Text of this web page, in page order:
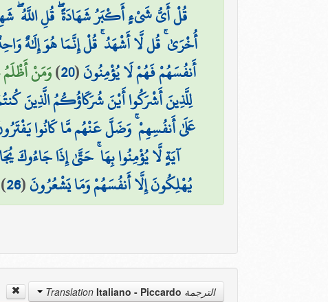
قُلْ أَيُّ شَيْءٍ أَكْبَرُ شَهَادَةً ۖ قُلِ اللَّهُ
أُخْرَىٰ ۚ قُل لَّا أَشْهَدُ ۚ قُلْ إِنَّمَا هُوَ إِلَٰهٌ
أَنفُسَهُمْ فَهُمْ لَا يُؤْمِنُونَ(
20
)وَمَنْ أَظْلَمُ
لِلَّذِينَ أَشْرَكُوا أَيْنَ شُرَكَاؤُكُمُ الَّذِينَ
عَلَىٰ أَنفُسِهِمْ ۚ وَضَلَّ عَنْهُم مَّا كَانُوا
آيَةٍ لَّا يُؤْمِنُوا بِهَا ۚ حَتَّىٰ إِذَا جَاءُوكَ
يُهْلِكُونَ إِلَّا أَنفُسَهُمْ وَمَا يَشْعُرُونَ(
26
الترجمة Translation Italiano - Piccardo